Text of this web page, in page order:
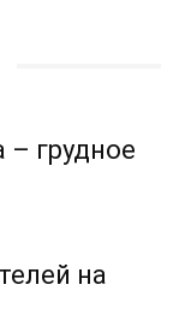
грудное
на